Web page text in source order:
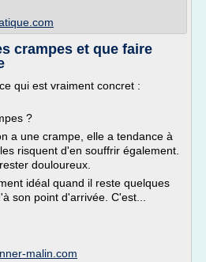
crampes et que faire
qui est vraiment concret :
?
a une crampe, elle a tendance à
risquent d'en souffrir également.
douloureux.
idéal quand il reste quelques
son point d'arrivée. C'est...
malin.com